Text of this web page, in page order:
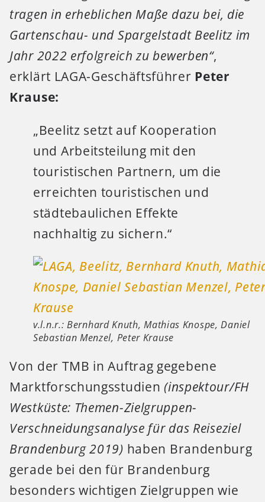
tragen in erheblichen Maße dazu bei, die
Gartenschau- und Spargelstadt Beelitz im
Jahr 2022 erfolgreich zu bewerben“,
erklärt LAGA-Geschäftsführer Peter
Krause:
„Beelitz setzt auf Kooperation
und Arbeitsteilung mit den
touristischen Partnern, um die
erreichten touristischen und
städtebaulichen Effekte
nachhaltig zu sichern.“
v.l.n.r.: Bernhard Knuth, Mathias Knospe, Daniel
Sebastian Menzel, Peter Krause
Von der TMB in Auftrag gegebene
Marktforschungsstudien(inspektour/FH
Westküste: Themen-Zielgruppen-
Verschneidungsanalyse für das Reiseziel
Brandenburg 2019) haben Brandenburg
gerade bei den für Brandenburg
besonders wichtigen Zielgruppen wie